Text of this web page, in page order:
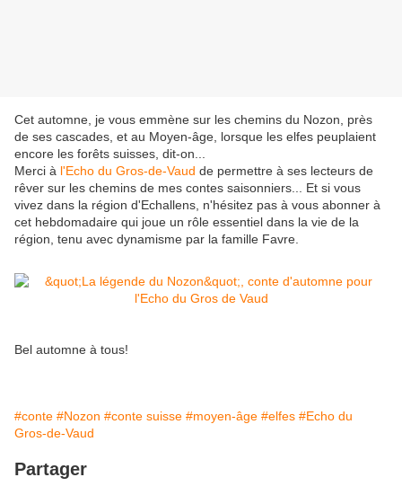
Cet automne, je vous emmène sur les chemins du Nozon, près
de ses cascades, et au Moyen-âge, lorsque les elfes peuplaient
encore les forêts suisses, dit-on...
Merci à l'Echo du Gros-de-Vaud de permettre à ses lecteurs de
rêver sur les chemins de mes contes saisonniers... Et si vous
vivez dans la région d'Echallens, n'hésitez pas à vous abonner à
cet hebdomadaire qui joue un rôle essentiel dans la vie de la
région, tenu avec dynamisme par la famille Favre.
Bel automne à tous!
#conte #Nozon #conte suisse #moyen-âge #elfes #Echo du
Gros-de-Vaud
Partager